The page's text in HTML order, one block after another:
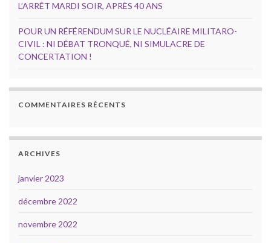
L’ARRÊT MARDI SOIR, APRÈS 40 ANS
POUR UN RÉFÉRENDUM SUR LE NUCLÉAIRE MILITARO-
CIVIL : NI DÉBAT TRONQUÉ, NI SIMULACRE DE
CONCERTATION !
COMMENTAIRES RÉCENTS
ARCHIVES
janvier 2023
décembre 2022
novembre 2022